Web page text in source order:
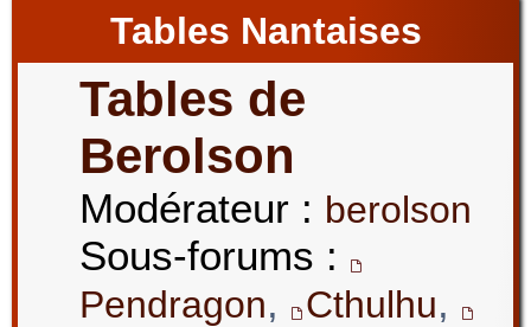
Tables Nantaises
Tables de
Berolson
Modérateur : berolson
Sous-forums :
Pendragon, Cthulhu,